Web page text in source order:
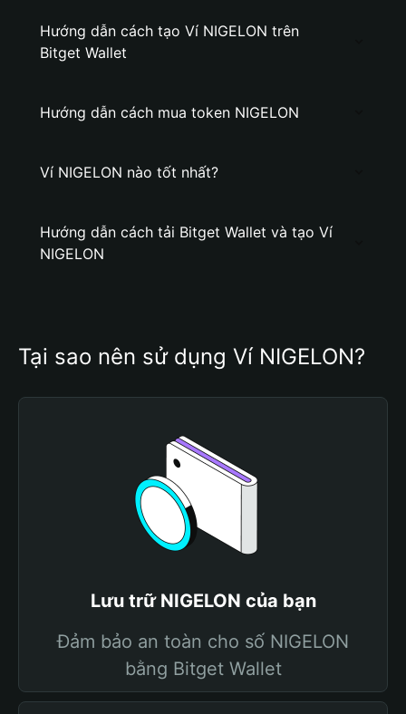
Hướng dẫn cách tạo Ví NIGELON trên
Bitget Wallet
Hướng dẫn cách mua token NIGELON
Ví NIGELON nào tốt nhất?
Hướng dẫn cách tải Bitget Wallet và tạo Ví
NIGELON
Tại sao nên sử dụng Ví NIGELON?
Lưu trữ NIGELON của bạn
Đảm bảo an toàn cho số NIGELON
bằng Bitget Wallet